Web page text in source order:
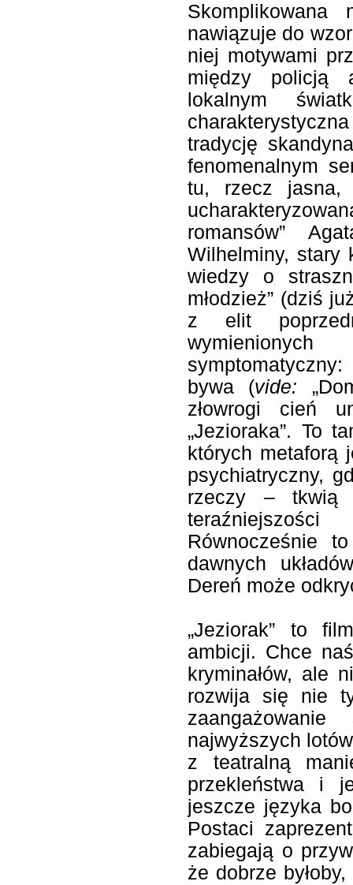
nawiązuje do
niej motywami
między policją
lokalnym
tradycję
fenomenalnym
tu, rzecz jasna,
romansów”
Wilhelminy, stary
wiedzy o
młodzież” (dziś
z elit
bywa (vide:
złowrogi cień
„Jezioraka”. To
których metaforą
psychiatryczny,
rzeczy – tkwią
Równocześnie
dawnych
Dereń może
„Jeziorak” to
ambicji. Chce
kryminałów, ale
rozwija się nie
najwyższych
z teatralną
przekleństwa i
jeszcze języka
Postaci
zabiegają o
że dobrze